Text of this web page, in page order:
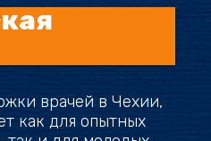
врачей в Чехии,
как для опытных